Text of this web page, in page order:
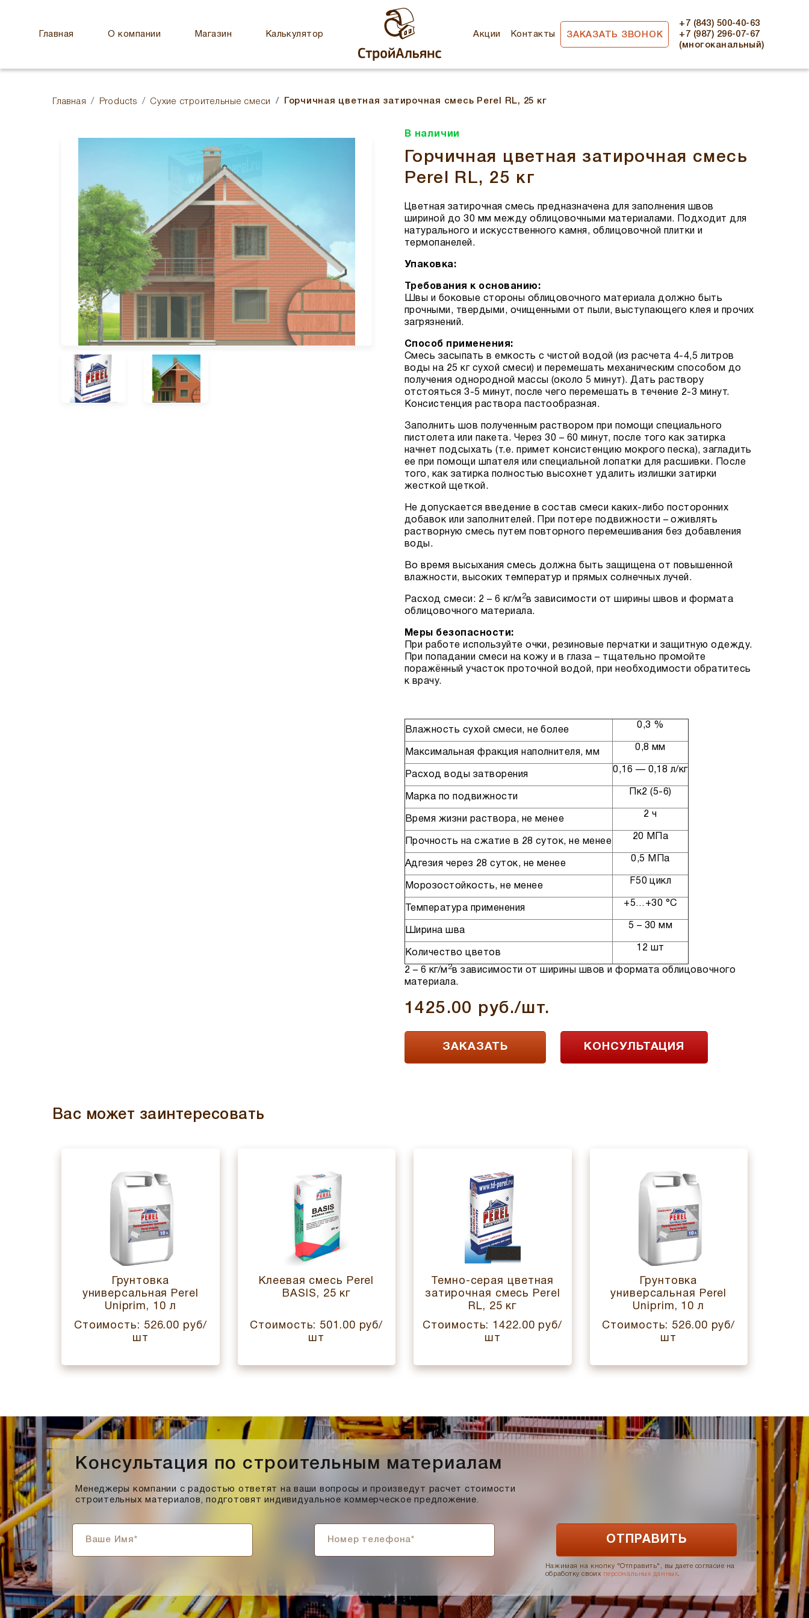
Главная О компании Магазин Калькулятор Акции Контакты ЗАКАЗАТЬ ЗВОНОК
+7 (843) 500-40-63
+7 (987) 296-07-67
(многоканальный)
Главная Products Сухие строительные смеси Горчичная цветная затирочная смесь Perel RL, 25 кг
В наличии
Горчичная цветная затирочная смесь
Perel RL, 25 кг
Цветная затирочная смесь предназначена для заполнения швов
шириной до 30 мм между облицовочными материалами. Подходит для
натурального и искусственного камня, облицовочной плитки и
термопанелей.
Упаковка:
Требования к основанию:
Швы и боковые стороны облицовочного материала должно быть
прочными, твердыми, очищенными от пыли, выступающего клея и прочих
загрязнений.
Способ применения:
Смесь засыпать в емкость с чистой водой (из расчета 4-4,5 литров
воды на 25 кг сухой смеси) и перемешать механическим способом до
получения однородной массы (около 5 минут). Дать раствору
отстояться 3-5 минут, после чего перемешать в течение 2-3 минут.
Консистенция раствора пастообразная.
Заполнить шов полученным раствором при помощи специального
пистолета или пакета. Через 30 – 60 минут, после того как затирка
начнет подсыхать (т.е. примет консистенцию мокрого песка), загладить
ее при помощи шпателя или специальной лопатки для расшивки. После
того, как затирка полностью высохнет удалить излишки затирки
жесткой щеткой.
Не допускается введение в состав смеси каких-либо посторонних
добавок или заполнителей. При потере подвижности – оживлять
растворную смесь путем повторного перемешивания без добавления
воды.
Во время высыхания смесь должна быть защищена от повышенной
влажности, высоких температур и прямых солнечных лучей.
Расход смеси: 2 – 6 кг/м 2в зависимости от ширины швов и формата
облицовочного материала.
Меры безопасности:
При работе используйте очки, резиновые перчатки и защитную одежду.
При попадании смеси на кожу и в глаза – тщательно промойте
поражённый участок проточной водой, при необходимости обратитесь
к врачу.
Влажность сухой смеси, не более
0,3 %
Максимальная фракция наполнителя, мм
0,8 мм
Расход воды затворения
0,16 — 0,18 л/кг
Марка по подвижности
Пк2 (5-6)
Время жизни раствора, не менее
2 ч
Прочность на сжатие в 28 суток, не менее
20 МПа
Адгезия через 28 суток, не менее
0,5 МПа
Морозостойкость, не менее
F50 цикл
Температура применения
+5…+30 °С
Ширина шва
5 – 30 мм
Количество цветов
12 шт
2 – 6 кг/м 2в зависимости от ширины швов и формата облицовочного
материала.
1425.00 руб./шт.
ЗАКАЗАТЬ КОНСУЛЬТАЦИЯ
Вас может заинтересовать
Грунтовка
универсальная Perel
Uniprim, 10 л
Стоимость: 526.00 руб/
шт
Клеевая смесь Perel
BASIS, 25 кг
Стоимость: 501.00 руб/
шт
Темно-серая цветная
затирочная смесь Perel
RL, 25 кг
Стоимость: 1422.00 руб/
шт
Грунтовка
универсальная Perel
Uniprim, 10 л
Стоимость: 526.00 руб/
шт
Консультация по строительным материалам
Менеджеры компании с радостью ответят на ваши вопросы и произведут расчет стоимости
строительных материалов, подготовят индивидуальное коммерческое предложение.
Нажимая на кнопку "Отправить", вы даете согласие на
обработку своих персональных данных